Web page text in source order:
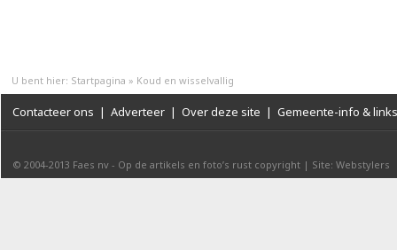
U bent hier: Startpagina » Koud en wisselvallig
Contacteer ons | Adverteer | Over deze site | Gemeente-info & links
© 2004-2013 Faes nv - Op de artikels en foto’s rust copyright | Site: Webstylers